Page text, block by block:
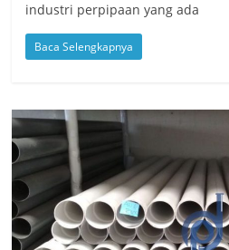
industri perpipaan yang ada
Baca Selengkapnya